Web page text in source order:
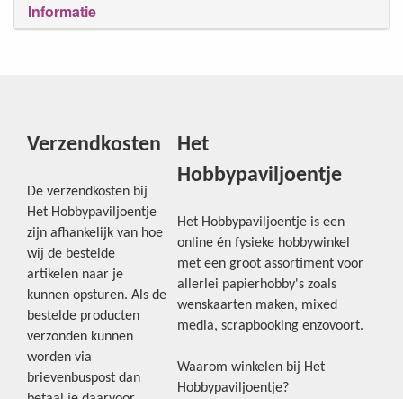
Informatie
Verzendkosten
De verzendkosten bij
Het Hobbypaviljoentje
zijn afhankelijk van hoe
wij de bestelde
artikelen naar je
kunnen opsturen. Als de
bestelde producten
verzonden kunnen
worden via
brievenbuspost dan
Het
Hobbypaviljoentje
Het Hobbypaviljoentje is een
online én fysieke hobbywinkel
met een groot assortiment voor
allerlei papierhobby's zoals
wenskaarten maken, mixed
media, scrapbooking enzovoort.
Waarom winkelen bij Het
Hobbypaviljoentje?